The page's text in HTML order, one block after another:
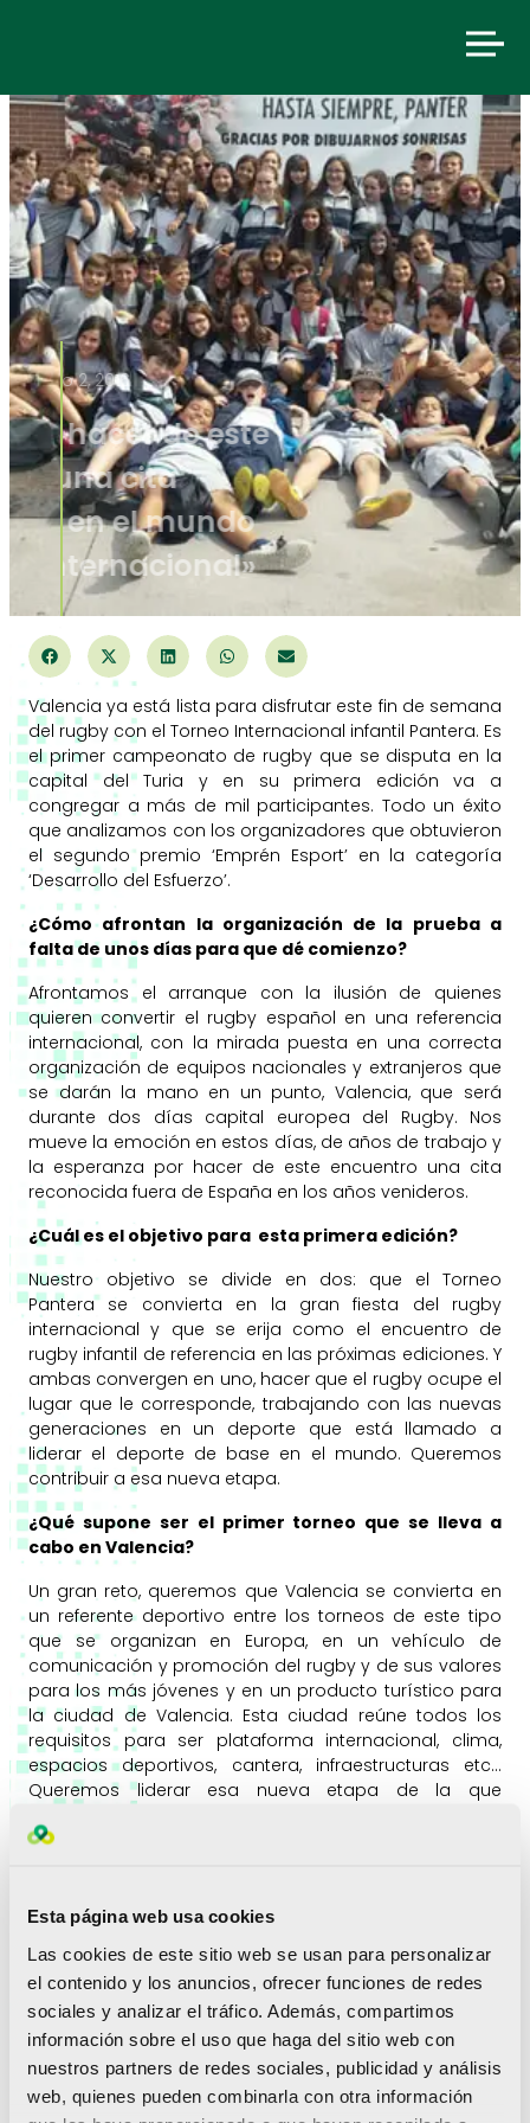
Esta página web usa cookies
Las cookies de este sitio web se usan para personalizar
el contenido y los anuncios, ofrecer funciones de redes
sociales y analizar el tráfico. Además, compartimos
información sobre el uso que haga del sitio web con
nuestros partners de redes sociales, publicidad y análisis
web, quienes pueden combinarla con otra información
junio 2, 2016
«Queremos hacer de este
encuentro una cita
reconocida en el mundo
del rugby internacional»
Valencia ya está lista para disfrutar este fin de semana
del rugby con el Torneo Internacional infantil Pantera. Es
el primer campeonato de rugby que se disputa en la
capital del Turia y en su primera edición va a
congregar a más de mil participantes. Todo un éxito
que analizamos con los organizadores que obtuvieron
el segundo premio ‘Emprén Esport’ en la categoría
‘Desarrollo del Esfuerzo’.
¿Cómo afrontan la organización de la prueba a
falta de unos días para que dé comienzo?
Afrontamos el arranque con la ilusión de quienes
quieren convertir el rugby español en una referencia
internacional, con la mirada puesta en una correcta
organización de equipos nacionales y extranjeros que
se darán la mano en un punto, Valencia, que será
durante dos días capital europea del Rugby. Nos
mueve la emoción en estos días, de años de trabajo y
la esperanza por hacer de este encuentro una cita
reconocida fuera de España en los años venideros.
¿Cuál es el objetivo para esta primera edición?
Nuestro objetivo se divide en dos: que el Torneo
Pantera se convierta en la gran fiesta del rugby
internacional y que se erija como el encuentro de
rugby infantil de referencia en las próximas ediciones. Y
ambas convergen en uno, hacer que el rugby ocupe el
lugar que le corresponde, trabajando con las nuevas
generaciones en un deporte que está llamado a
liderar el deporte de base en el mundo. Queremos
contribuir a esa nueva etapa.
¿Qué supone ser el primer torneo que se lleva a
cabo en Valencia?
Un gran reto, queremos que Valencia se convierta en
un referente deportivo entre los torneos de este tipo
que se organizan en Europa, en un vehículo de
comunicación y promoción del rugby y de sus valores
para los más jóvenes y en un producto turístico para
la ciudad de Valencia. Esta ciudad reúne todos los
requisitos para ser plataforma internacional, clima,
espacios deportivos, cantera, infraestructuras etc…
Queremos liderar esa nueva etapa de la que
del rugby ha crecido a un ritmo de un 10% al año,
muchos niños, y ese proyecto debe tener la marca
Aparte del torneo deportivo también han llevado a
cabo en distintos colegios un programa educativo
para acercar a las aulas el mundo del rugby.
En el marco del I Torneo Internacional de Rugby Infantil
‘Pantera’ hemos articulado un programa educativo